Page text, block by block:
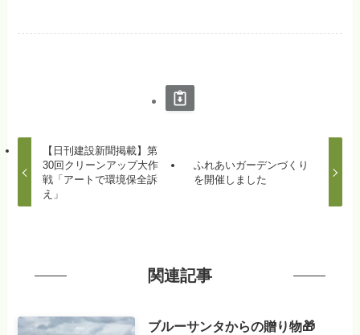
【日刊建設新聞掲載】第
30回クリーンアップ大作
戦「アートで環境保全訴
え」
ふれあいガーデンづくり
を開催しました
関連記事
ブルーサンタからの贈り物🎁